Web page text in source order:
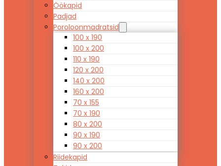
Öökapid
Padjad
Poroloonmadratsid
100 x 190
100 x 200
110 x 190
120 x 200
140 x 200
160 x 200
70 x 155
70 x 190
80 x 200
90 x 190
90 x 200
Riidekapid